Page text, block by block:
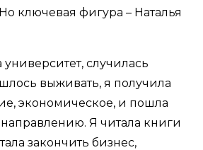
ключевая фигура – Наталья
университет, случилась
выживать, я получила
экономическое, и пошла
направлению. Я читала книги
закончить бизнес,